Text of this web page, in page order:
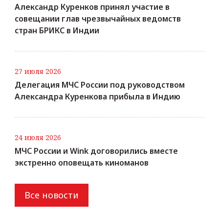
Александр Куренков принял участие в
совещании глав чрезвычайных ведомств
стран БРИКС в Индии
27 июля 2026
Делегация МЧС России под руководством
Александра Куренкова прибыла в Индию
24 июля 2026
МЧС России и Wink договорились вместе
экстренно оповещать киноманов
Все новости